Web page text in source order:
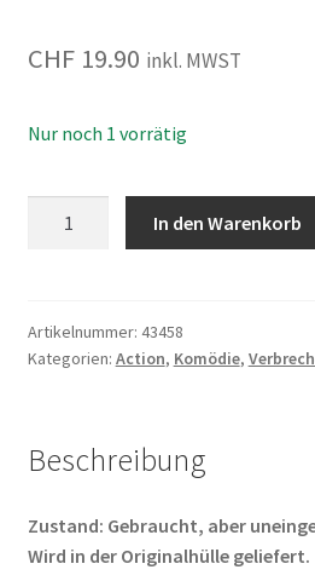
CHF19.90 inkl. MWST
Nur noch 1 vorrätig
In den Warenkorb
Artikelnummer: 43458
Kategorien: Action, Komödie,
Beschreibung
Zustand: Gebraucht, aber
Wird in der Originalhülle geliefert.